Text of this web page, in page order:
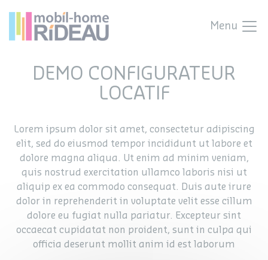
Menu
DEMO CONFIGURATEUR
LOCATIF
Lorem ipsum dolor sit amet, consectetur adipiscing
elit, sed do eiusmod tempor incididunt ut labore et
dolore magna aliqua. Ut enim ad minim veniam,
quis nostrud exercitation ullamco laboris nisi ut
aliquip ex ea commodo consequat. Duis aute irure
dolor in reprehenderit in voluptate velit esse cillum
dolore eu fugiat nulla pariatur. Excepteur sint
occaecat cupidatat non proident, sunt in culpa qui
officia deserunt mollit anim id est laborum